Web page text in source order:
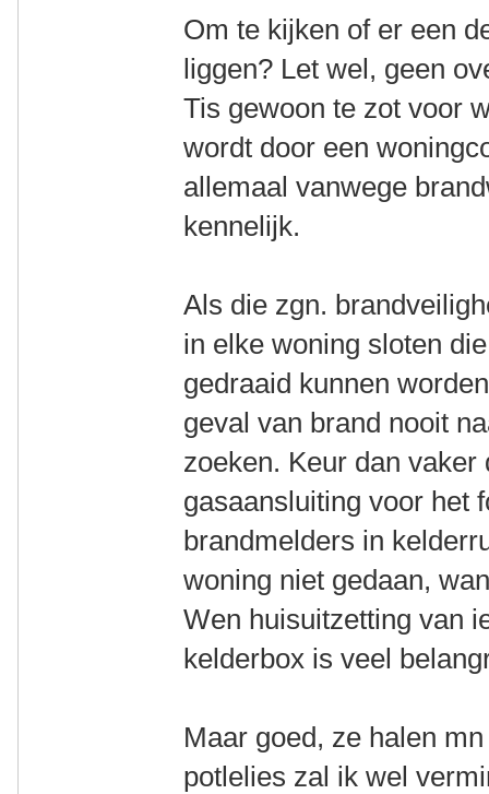
Om te kijken of er een
liggen? Let wel, geen
Tis gewoon te zot voor
wordt door een
allemaal vanwege
kennelijk.
Als die zgn.
in elke woning sloten
gedraaid kunnen
geval van brand nooit
zoeken. Keur dan
gasaansluiting voor het
brandmelders in
woning niet gedaan,
Wen huisuitzetting van
kelderbox is veel
Maar goed, ze halen
potlelies zal ik wel